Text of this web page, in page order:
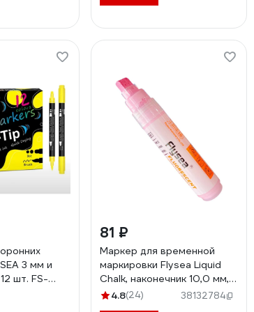
3 мм и
шт. FS-
81 ₽
Маркер для временной
маркировки Flysea Liquid
Chalk, наконечник 10,0 мм,
цвет розовый H-895-pink
4.8(24) 38132784